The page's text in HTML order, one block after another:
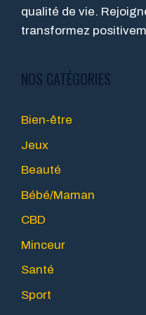
qualité de vie.
transformez
NOS CATÉGORIES
Bien-être
Jeux
Beauté
Bébé/Maman
CBD
Minceur
Santé
Sport